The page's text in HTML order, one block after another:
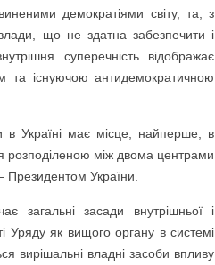
демократіями світу, та, з
що не здатна забезпечити і
суперечність відображає
та існуючою антидемократичною
в Україні має місце, найперше, в
розподіленою між двома центрами
України.
загальні засади внутрішньої і
Уряду як вищого органу в системі
вирішальні владні засоби впливу